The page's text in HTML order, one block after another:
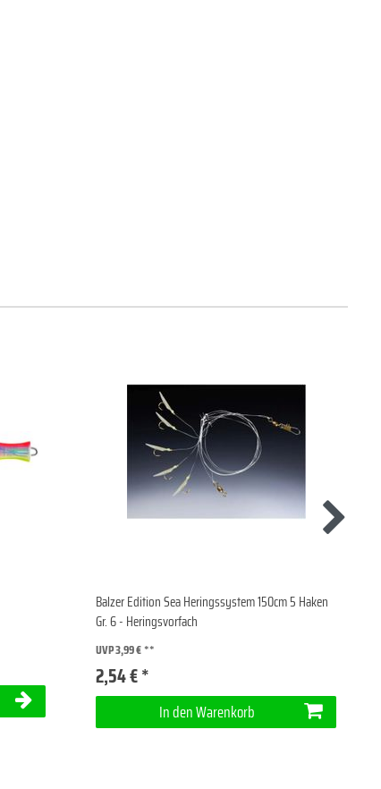
Balzer Edition Sea Heringssystem 150cm 5 Haken
Gr. 6 - Heringsvorfach
UVP 3,99 €
2,54 € *
In den Warenkorb